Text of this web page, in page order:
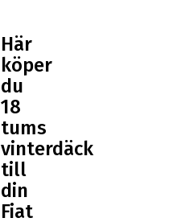
Här
köper
du
18
tums
vinterdäck
till
din
Fiat